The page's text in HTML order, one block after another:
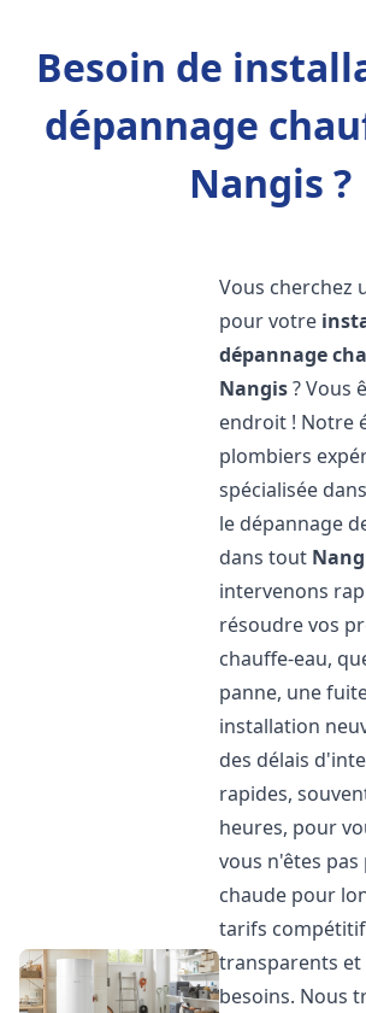
Besoin de
dépannage
Nangis ?
Vous cherchez
pour votre
dépannage
Nangis? Vous
endroit ! Notre
plombiers
spécialisée
le dépannage
dans tout
intervenons
résoudre vos
chauffe-eau,
panne, une
installation
des délais
rapides,
heures, pour
vous n'êtes pas
chaude pour
tarifs
transparents et
besoins. Nous